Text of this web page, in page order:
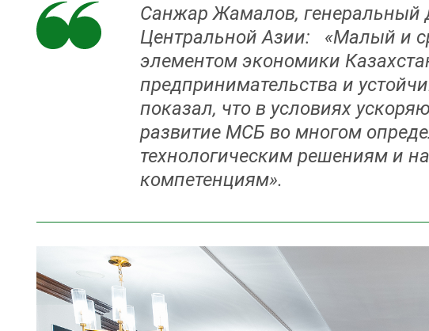
Санжар Жамалов, генеральный
Центральной Азии: «Малый и
элементом экономики
предпринимательства и
показал, что в условиях
развитие МСБ во многом
технологическим решениям и
компетенциям».